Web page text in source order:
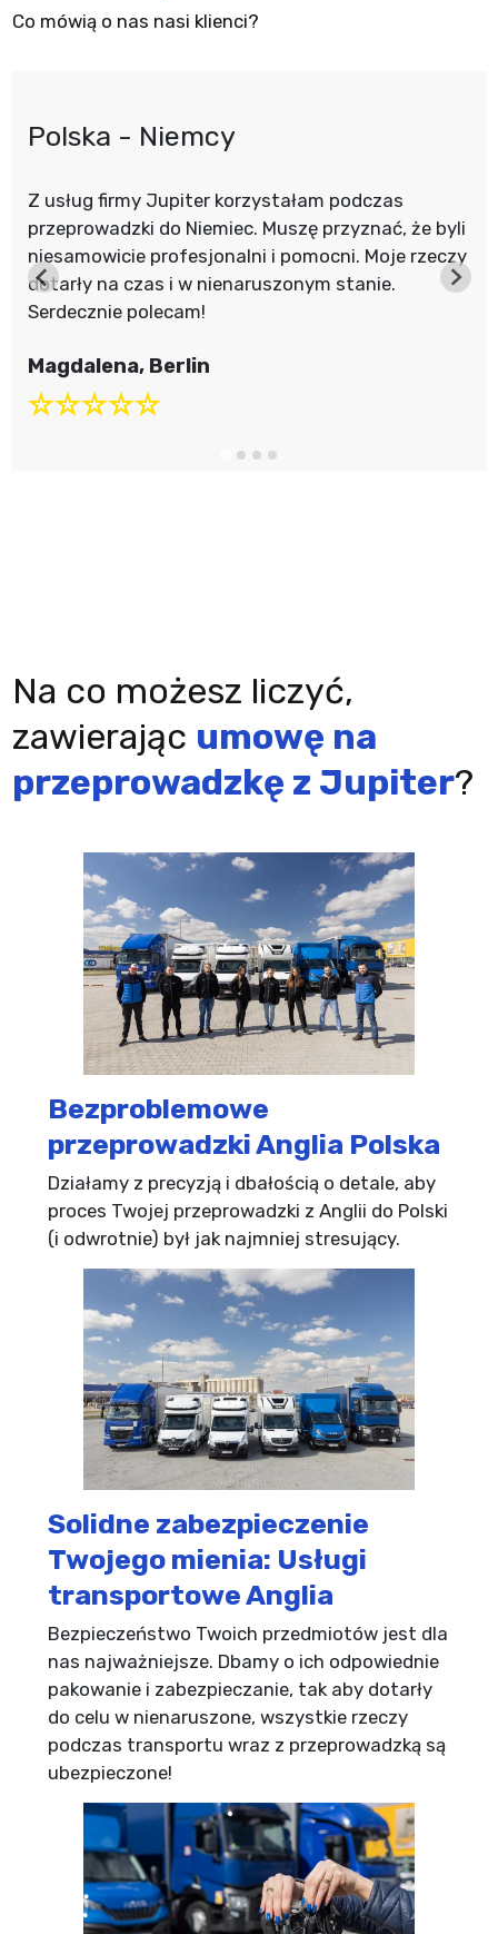
Co mówią o nas nasi klienci?
Polska - Niemcy
Z usług firmy Jupiter korzystałam podczas
przeprowadzki do Niemiec. Muszę przyznać, że byli
niesamowicie profesjonalni i pomocni. Moje rzeczy
dotarły na czas i w nienaruszonym stanie.
Serdecznie polecam!
Magdalena, Berlin
Na co możesz liczyć,
zawierając umowę na
przeprowadzkę z Jupiter?
Bezproblemowe
przeprowadzki Anglia Polska
Działamy z precyzją i dbałością o detale, aby
proces Twojej przeprowadzki z Anglii do Polski
(i odwrotnie) był jak najmniej stresujący.
Solidne zabezpieczenie
Twojego mienia: Usługi
transportowe Anglia
Bezpieczeństwo Twoich przedmiotów jest dla
nas najważniejsze. Dbamy o ich odpowiednie
pakowanie i zabezpieczanie, tak aby dotarły
do celu w nienaruszone, wszystkie rzeczy
podczas transportu wraz z przeprowadzką są
ubezpieczone!